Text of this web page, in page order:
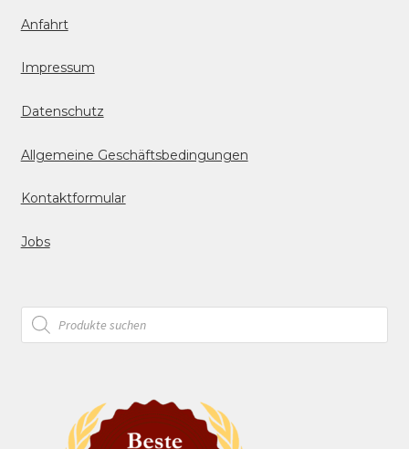
Anfahrt
Impressum
Datenschutz
Allgemeine Geschäftsbedingungen
Kontaktformular
Jobs
Products
search